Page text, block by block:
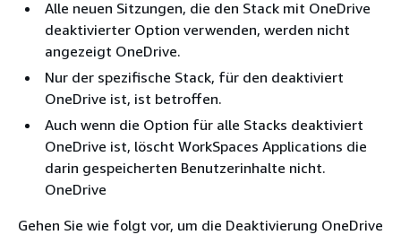
Alle neuen Sitzungen, die den Stack mit OneDrive
deaktivierter Option verwenden, werden nicht
angezeigt OneDrive.
Nur der spezifische Stack, für den deaktiviert
OneDrive ist, ist betroffen.
Auch wenn die Option für alle Stacks deaktiviert
OneDrive ist, löscht WorkSpaces Applications die
darin gespeicherten Benutzerinhalte nicht.
OneDrive
Gehen Sie wie folgt vor, um die Deaktivierung OneDrive